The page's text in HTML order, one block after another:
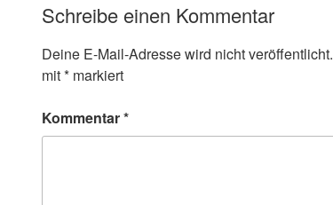
Schreibe einen Kommentar
Deine E-Mail-Adresse wird nicht veröffentlicht.
mit* markiert
Kommentar*